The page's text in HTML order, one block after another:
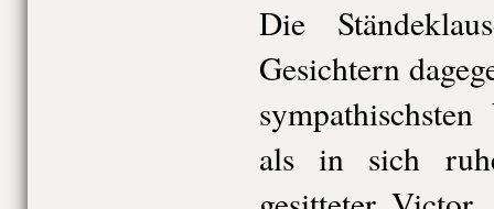
Die
Gesichtern
als in sich